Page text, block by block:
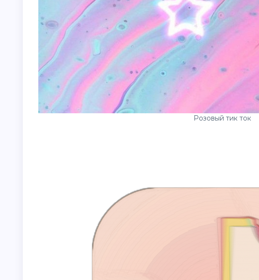
Розовый тик ток